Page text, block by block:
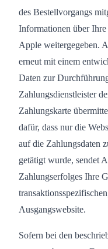
des Bestellvorgangs
Informationen über
Apple weitergegeben.
erneut mit einem
Daten zur
Zahlungsdienstleister
Zahlungskarte
dafür, dass nur die
auf die Zahlungsdaten
getätigt wurde, sendet
Zahlungserfolges Ihre
Ausgangswebsite.
Sofern bei den